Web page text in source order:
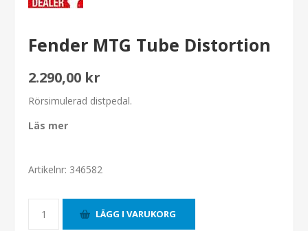
Fender MTG Tube Distortion
2.290,00 kr
Rörsimulerad distpedal.
Läs mer
Artikelnr: 346582